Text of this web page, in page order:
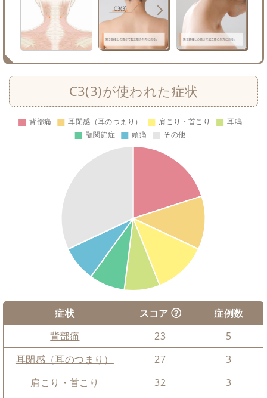
C3(3)が使われた症状
症状 スコア
症例数
背部痛
23
5
耳閉感（耳のつまり）
27
3
肩こり・首こり
32
3